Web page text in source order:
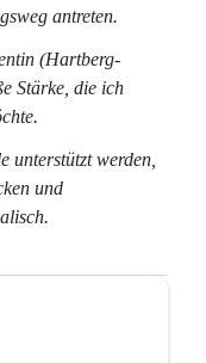
antreten.
(Hartberg-
Stärke, die ich
unterstützt werden,
und